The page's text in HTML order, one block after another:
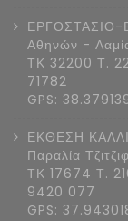
ΕΡΓΟΣΤΑΣΙΟ-
Αθηνών -
ΤΚ 32200 Τ.
71782
GPS:
ΕΚΘΕΣΗ
Παραλία
ΤΚ 17674 Τ.
9420 077
GPS: